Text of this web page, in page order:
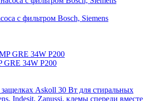
с фильтром Bosch, Siemens
GRE 34W P200